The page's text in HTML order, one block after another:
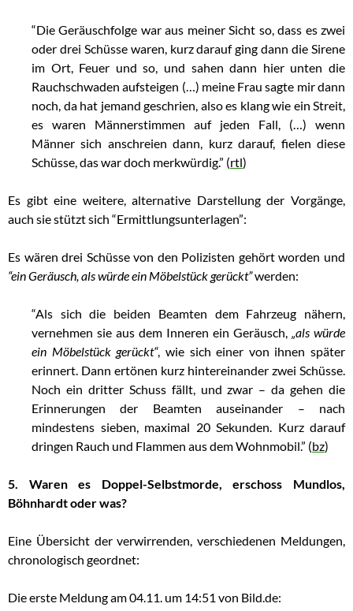
“Die Geräuschfolge war aus meiner Sicht so, dass es zwei
oder drei Schüsse waren, kurz darauf ging dann die Sirene
im Ort, Feuer und so, und sahen dann hier unten die
Rauchschwaden aufsteigen (…) meine Frau sagte mir dann
noch, da hat jemand geschrien, also es klang wie ein Streit,
es waren Männerstimmen auf jeden Fall, (…) wenn
Männer sich anschreien dann, kurz darauf, fielen diese
Schüsse, das war doch merkwürdig.” (rtl)
Es gibt eine weitere, alternative Darstellung der Vorgänge,
auch sie stützt sich “Ermittlungsunterlagen”:
Es wären drei Schüsse von den Polizisten gehört worden und
“ein Geräusch, als würde ein Möbelstück gerückt”werden:
“Als sich die beiden Beamten dem Fahrzeug nähern,
vernehmen sie aus dem Inneren ein Geräusch, „als würde
ein Möbelstück gerückt“, wie sich einer von ihnen später
erinnert. Dann ertönen kurz hintereinander zwei Schüsse.
Noch ein dritter Schuss fällt, und zwar – da gehen die
Erinnerungen der Beamten auseinander – nach
mindestens sieben, maximal 20 Sekunden. Kurz darauf
dringen Rauch und Flammen aus dem Wohnmobil.” (bz)
5. Waren es Doppel-Selbstmorde, erschoss Mundlos,
Böhnhardt oder was?
Eine Übersicht der verwirrenden, verschiedenen Meldungen,
chronologisch geordnet:
Die erste Meldung am 04.11. um 14:51 von Bild.de: